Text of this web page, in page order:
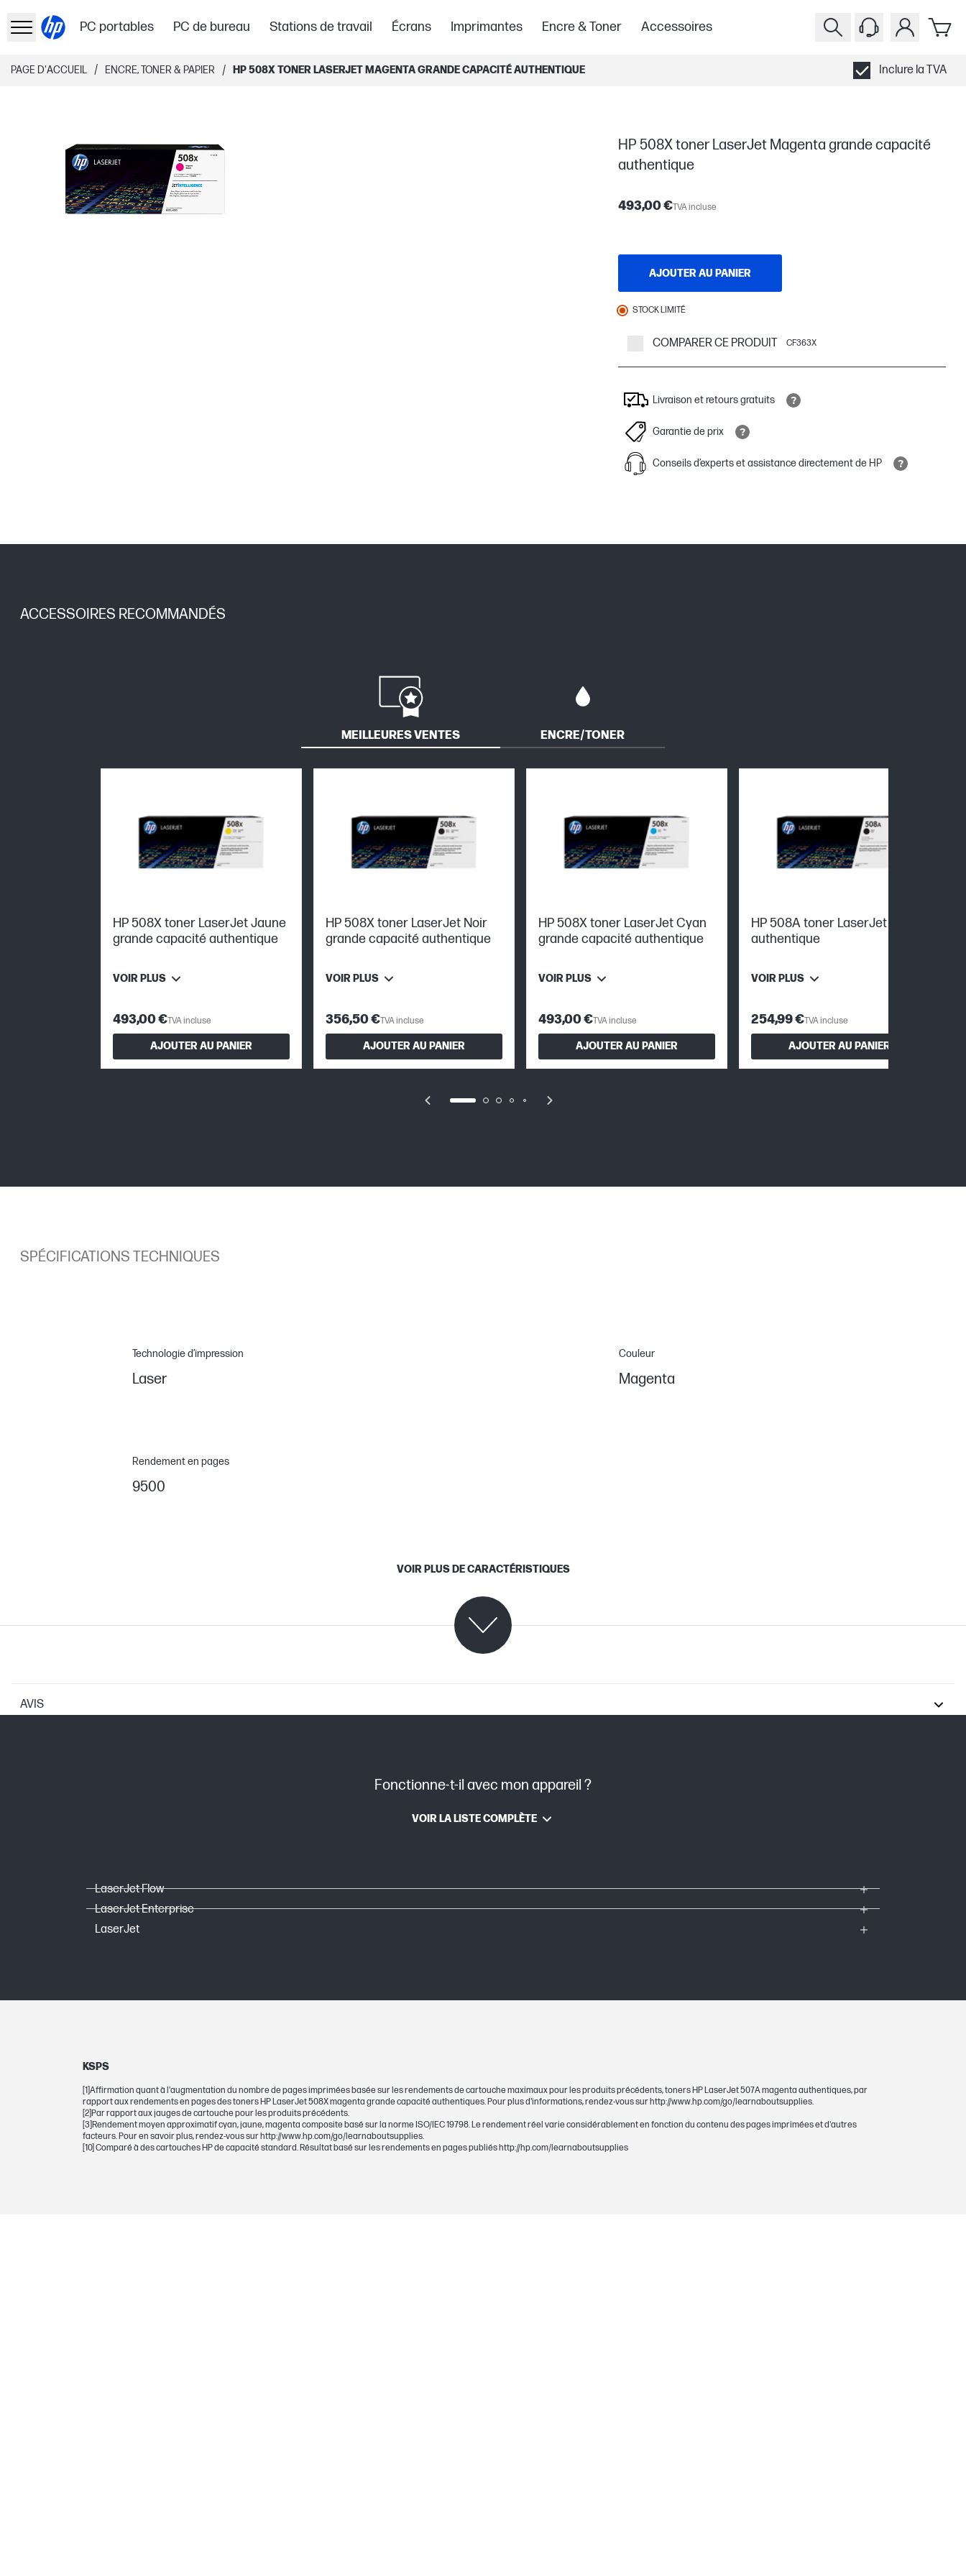
PC portables PC de bureau Stations de travail Écrans Imprimantes Encre & Toner Accessoires
PAGE D'ACCUEIL / ENCRE, TONER & PAPIER / HP 508X TONER LASERJET MAGENTA GRANDE CAPACITÉ AUTHENTIQUE Inclure la TVA
HP 508X toner LaserJet Magenta grande capacité
authentique
493,00 €TVA incluse
AJOUTER AU PANIER
STOCK LIMITÉ
COMPARER CE PRODUIT CF363X
Livraison et retours gratuits
Garantie de prix
Conseils d’experts et assistance directement de HP
ACCESSOIRES RECOMMANDÉS
MEILLEURES VENTES ENCRE/TONER
HP 508X toner LaserJet Jaune
grande capacité authentique
VOIR PLUS
493,00 €TVA incluse
AJOUTER AU PANIER
HP 508X toner LaserJet Noir
grande capacité authentique
VOIR PLUS
356,50 €TVA incluse
AJOUTER AU PANIER
HP 508X toner LaserJet Cyan
grande capacité authentique
VOIR PLUS
493,00 €TVA incluse
AJOUTER AU PANIER
HP 508A toner LaserJet Noir
authentique
VOIR PLUS
254,99 €TVA incluse
AJOUTER AU PANIER
SPÉCIFICATIONS TECHNIQUES
Technologie d’impression
Laser
Couleur
Magenta
Rendement en pages
9500
VOIR PLUS DE CARACTÉRISTIQUES
C07982519 (PDF)
JetIntelligence
Laser
Dimensions minimales (L x P x H)
395 x 147 x 161 mm
Cartouche d’impression/Bouteille, Couleur(s)
Possibilité de sélection
508X
Note pour le rendement en nombre de pages
Rendement moyen approximatif cyan, jaune, magenta composite basé sur la norme
ISO/IEC 19798. Le rendement réel varie considérablement en fonction du contenu des
AVIS
Fonctionne-t-il avec mon appareil ?
VOIR LA LISTE COMPLÈTE
LaserJet Flow
LaserJet Enterprise
LaserJet
KSPS
[1]Affirmation quant à l'augmentation du nombre de pages imprimées basée sur les rendements de cartouche maximaux pour les produits précédents, toners HP LaserJet 507A magenta authentiques, par
rapport aux rendements en pages des toners HP LaserJet 508X magenta grande capacité authentiques. Pour plus d'informations, rendez-vous sur http://www.hp.com/go/learnaboutsupplies.
[2]Par rapport aux jauges de cartouche pour les produits précédents.
[3]Rendement moyen approximatif cyan, jaune, magenta composite basé sur la norme ISO/IEC 19798. Le rendement réel varie considérablement en fonction du contenu des pages imprimées et d'autres
facteurs. Pour en savoir plus, rendez-vous sur http://www.hp.com/go/learnaboutsupplies.
[10] Comparé à des cartouches HP de capacité standard. Résultat basé sur les rendements en pages publiés http://hp.com/learnaboutsupplies